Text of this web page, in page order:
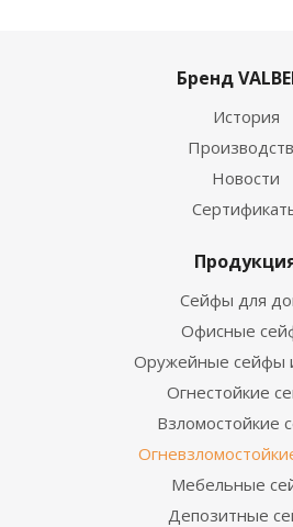
Бренд
История
Новости
Сейфы для
Офисные
Оружейные сейфы
Огнестойкие
Взломостойкие
Мебельные
Депозитные